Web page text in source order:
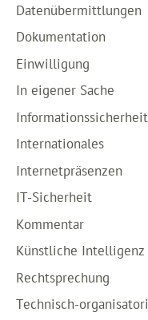
Datenübermittlungen
Dokumentation
Einwilligung
In eigener Sache
Informationssicherheit
Internationales
Internetpräsenzen
IT-Sicherheit
Kommentar
Künstliche Intelligenz
Rechtsprechung
Technisch-